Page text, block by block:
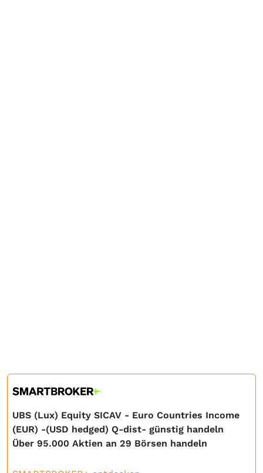
UBS (Lux) Equity SICAV - Euro Countries Income
(EUR) -(USD hedged) Q-dist- günstig handeln
Über 95.000 Aktien an 29 Börsen handeln